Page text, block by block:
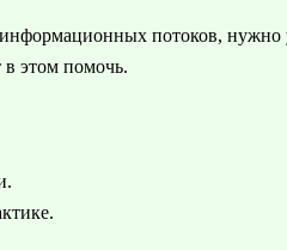
потоков, нужно
в этом помочь.